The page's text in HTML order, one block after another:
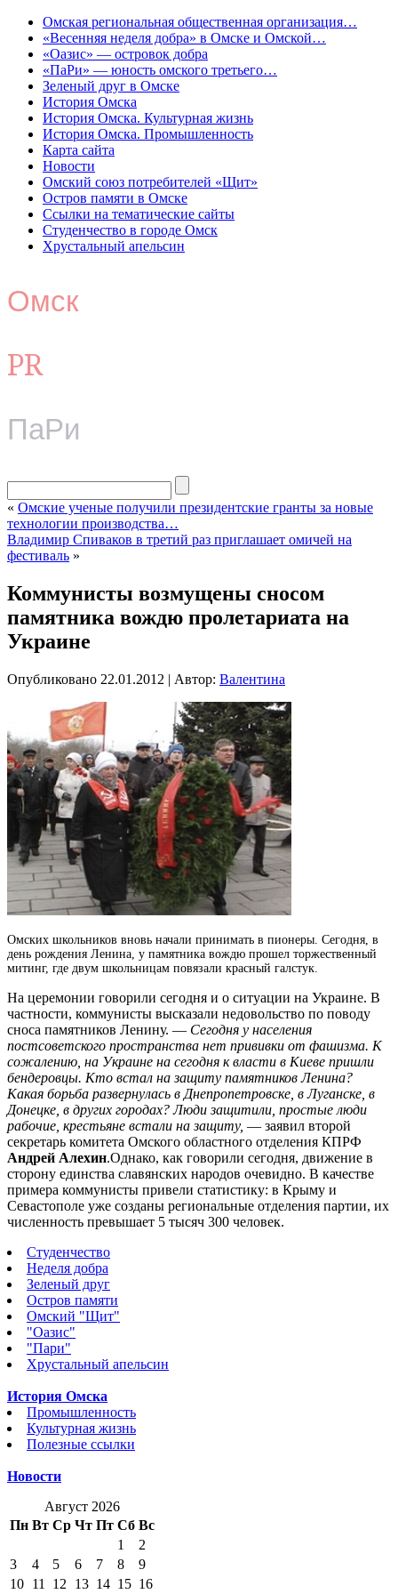
Омская региональная общественная организация…
«Весенняя неделя добра» в Омске и Омской…
«Оазис» — островок добра
«ПаРи» — юность омского третьего…
Зеленый друг в Омске
История Омска
История Омска. Культурная жизнь
История Омска. Промышленность
Карта сайта
Новости
Омский союз потребителей «Щит»
Остров памяти в Омске
Ссылки на тематические сайты
Студенчество в городе Омск
Хрустальный апельсин
Омск
PR
ПаРи
« Омские ученые получили президентские гранты за новые
технологии производства…
Владимир Спиваков в третий раз приглашает омичей на
фестиваль »
Коммунисты возмущены сносом
памятника вождю пролетариата на
Украине
Опубликовано 22.01.2012 | Автор: Валентина
Омских школьников вновь начали принимать в пионеры. Сегодня, в
день рождения Ленина, у памятника вождю прошел торжественный
митинг, где двум школьницам повязали красный галстук.
На церемонии говорили сегодня и о ситуации на Украине. В
частности, коммунисты высказали недовольство по поводу
сноса памятников Ленину. — Сегодня у населения
постсоветского пространства нет прививки от фашизма. К
сожалению, на Украине на сегодня к власти в Киеве пришли
бендеровцы. Кто встал на защиту памятников Ленина?
Какая борьба развернулась в Днепропетровске, в Луганске, в
Донецке, в других городах? Люди защитили, простые люди
рабочие, крестьяне встали на защиту, — заявил второй
секретарь комитета Омского областного отделения КПРФ
Андрей Алехин.Однако, как говорили сегодня, движение в
сторону единства славянских народов очевидно. В качестве
примера коммунисты привели статистику: в Крыму и
Севастополе уже созданы региональные отделения партии, их
численность превышает 5 тысяч 300 человек.
Студенчество
Неделя добра
Зеленый друг
Остров памяти
Омский "Щит"
"Оазис"
"Пари"
Хрустальный апельсин
История Омска
Промышленность
Культурная жизнь
Полезные ссылки
Новости
Август 2026
Пн Вт Ср Чт Пт Сб Вс
1
2
3
4 5 6 7 8
9
10 11 12 13 14 15 16